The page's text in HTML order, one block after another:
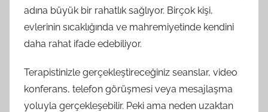
adına büyük bir rahatlık sağlıyor. Birçok kişi,
evlerinin sıcaklığında ve mahremiyetinde kendini
daha rahat ifade edebiliyor.
Terapistinizle gerçekleştireceğiniz seanslar, video
konferans, telefon görüşmesi veya mesajlaşma
yoluyla gerçekleşebilir. Peki ama neden uzaktan